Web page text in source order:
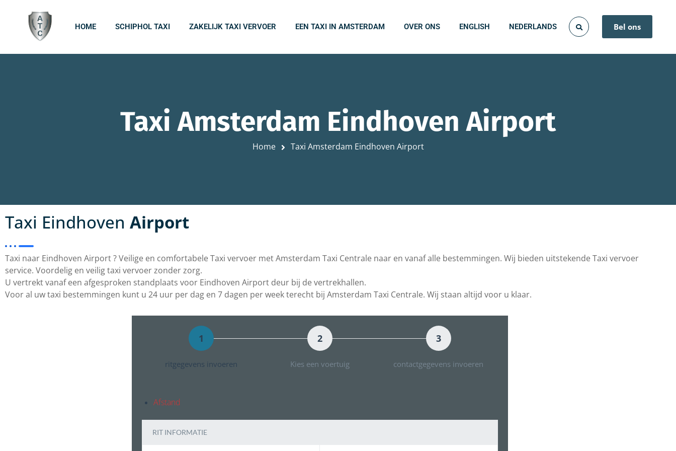
Bel ons
HOME SCHIPHOL TAXI ZAKELIJK TAXI VERVOER EEN TAXI IN AMSTERDAM OVER ONS ENGLISH NEDERLANDS
Taxi Amsterdam Eindhoven Airport
Home Taxi Amsterdam Eindhoven Airport
Taxi Eindhoven Airport
Taxi naar Eindhoven Airport ? Veilige en comfortabele Taxi vervoer met Amsterdam Taxi Centrale naar en vanaf alle bestemmingen. Wij bieden uitstekende Taxi vervoer
service. Voordelig en veilig taxi vervoer zonder zorg.
U vertrekt vanaf een afgesproken standplaats voor Eindhoven Airport deur bij de vertrekhallen.
Voor al uw taxi bestemmingen kunt u 24 uur per dag en 7 dagen per week terecht bij Amsterdam Taxi Centrale. Wij staan altijd voor u klaar.
1
ritgegevens invoeren
2
Kies een voertuig
3
contactgegevens invoeren
Afstand
RIT INFORMATIE